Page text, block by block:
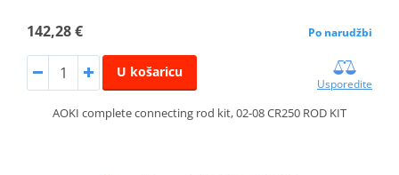
142,28 € Po narudžbi
U košaricu
Usporedite
AOKI complete connecting rod kit, 02-08 CR250 ROD KIT